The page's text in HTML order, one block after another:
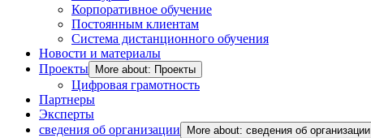
Корпоративное обучение
Постоянным клиентам
Система дистанционного обучения
Новости и материалы
Проекты
More about: Проекты
Цифровая грамотность
Партнеры
Эксперты
сведения об организации
More about: сведения об организации